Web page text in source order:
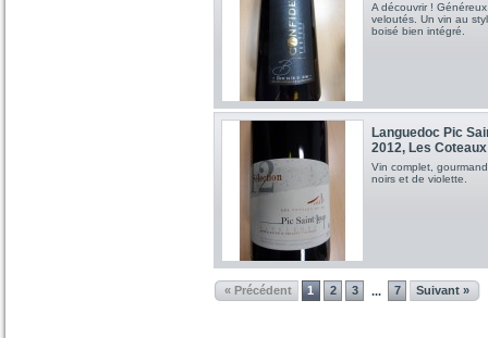
A découvrir !
veloutés. Un vin au
boisé bien intégré.
Languedoc Pic
2012, Les
Vin complet,
noirs et de violette.
« Précédent 1 2 3 ... 7 Suivant »